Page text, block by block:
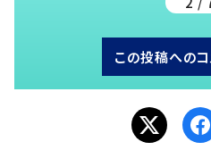
この投稿への